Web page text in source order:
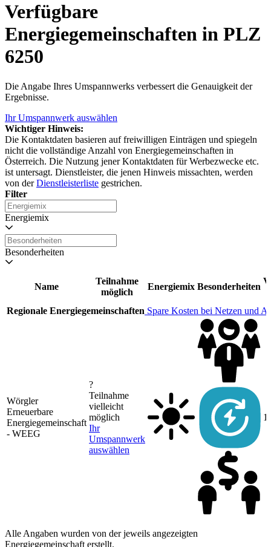
Verfügbare
Energiegemeinschaften in PLZ
6250
Die Angabe Ihres Umspannwerks verbessert die Genauigkeit der
Ergebnisse.
Ihr Umspannwerk auswählen
Wichtiger Hinweis:
Die Kontaktdaten basieren auf freiwilligen Einträgen und spiegeln
nicht die vollständige Anzahl von Energiegemeinschaften in
Österreich. Die Nutzung jener Kontaktdaten für Werbezwecke etc.
ist untersagt. Dienstleister, die jenen Hinweis missachten, werden
von derDienstleisterliste gestrichen.
Filter
Energiemix
Besonderheiten
Name
Teilnahme
möglich
Energiemix Besonderheiten
Regionale Energiegemeinschaften Spare Kosten bei Netzen und
Wörgler
Erneuerbare
Energiegemeinschaft
- WEEG
?
Teilnahme
vielleicht
möglich
Ihr
Umspannwerk
auswählen
Alle Angaben wurden von der jeweils angezeigten
Energiegemeinschaft erstellt.